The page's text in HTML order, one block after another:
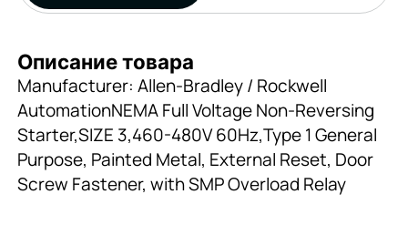
Описание товара
Manufacturer: Allen-Bradley / Rockwell
AutomationNEMA Full Voltage Non-Reversing
Starter,SIZE 3,460-480V 60Hz,Type 1 General
Purpose, Painted Metal, External Reset, Door
Screw Fastener, with SMP Overload Relay